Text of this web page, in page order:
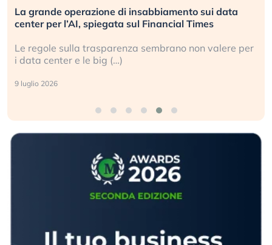
La grande operazione di insabbiamento sui data
center per l’AI, spiegata sul Financial Times
Le regole sulla trasparenza sembrano non valere per
i data center e le big (…)
9 luglio 2026